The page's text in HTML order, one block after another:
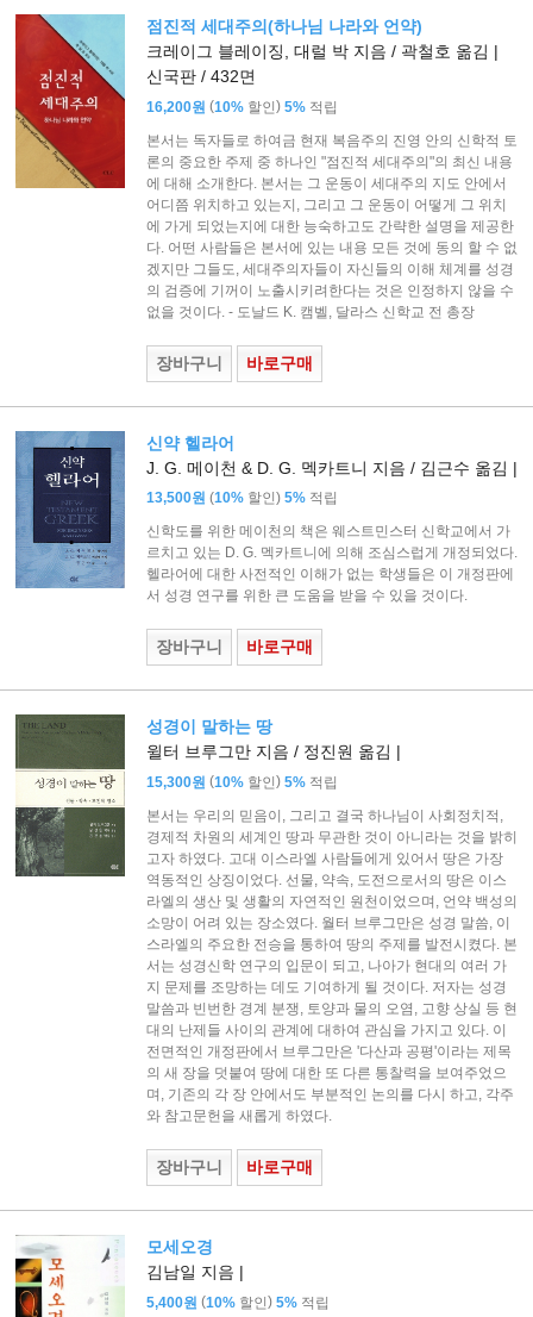
점진적 세대주의(하나님 나라와 언약)
크레이그 블레이징, 대럴 박 지음 / 곽철호 옮김 |
신국판 / 432면
16,200원 (10% 할인) 5% 적립
본서는 독자들로 하여금 현재 복음주의 진영 안의 신학적 토
론의 중요한 주제 중 하나인 "점진적 세대주의"의 최신 내용
에 대해 소개한다. 본서는 그 운동이 세대주의 지도 안에서
어디쯤 위치하고 있는지, 그리고 그 운동이 어떻게 그 위치
에 가게 되었는지에 대한 능숙하고도 간략한 설명을 제공한
다. 어떤 사람들은 본서에 있는 내용 모든 것에 동의 할 수 없
겠지만 그들도, 세대주의자들이 자신들의 이해 체계를 성경
의 검증에 기꺼이 노출시키려한다는 것은 인정하지 않을 수
없을 것이다. - 도날드 K. 캠벨, 달라스 신학교 전 총장
장바구니 바로구매
신약 헬라어
J. G. 메이천 & D. G. 멕카트니 지음 / 김근수 옮김 |
13,500원 (10% 할인) 5% 적립
신학도를 위한 메이천의 책은 웨스트민스터 신학교에서 가
르치고 있는 D. G. 멕카트니에 의해 조심스럽게 개정되었다.
헬라어에 대한 사전적인 이해가 없는 학생들은 이 개정판에
서 성경 연구를 위한 큰 도움을 받을 수 있을 것이다.
장바구니 바로구매
성경이 말하는 땅
윌터 브루그만 지음 / 정진원 옮김 |
15,300원 (10% 할인) 5% 적립
본서는 우리의 믿음이, 그리고 결국 하나님이 사회정치적,
경제적 차원의 세계인 땅과 무관한 것이 아니라는 것을 밝히
고자 하였다. 고대 이스라엘 사람들에게 있어서 땅은 가장
역동적인 상징이었다. 선물, 약속, 도전으로서의 땅은 이스
라엘의 생산 및 생활의 자연적인 원천이었으며, 언약 백성의
소망이 어려 있는 장소였다. 월터 브루그만은 성경 말씀, 이
스라엘의 주요한 전승을 통하여 땅의 주제를 발전시켰다. 본
서는 성경신학 연구의 입문이 되고, 나아가 현대의 여러 가
지 문제를 조망하는 데도 기여하게 될 것이다. 저자는 성경
말씀과 빈번한 경계 분쟁, 토양과 물의 오염, 고향 상실 등 현
대의 난제들 사이의 관계에 대하여 관심을 가지고 있다. 이
전면적인 개정판에서 브루그만은 '다산과 공평'이라는 제목
의 새 장을 덧붙여 땅에 대한 또 다른 통찰력을 보여주었으
며, 기존의 각 장 안에서도 부분적인 논의를 다시 하고, 각주
와 참고문헌을 새롭게 하였다.
장바구니 바로구매
모세오경
김남일 지음 |
5,400원 (10% 할인) 5% 적립